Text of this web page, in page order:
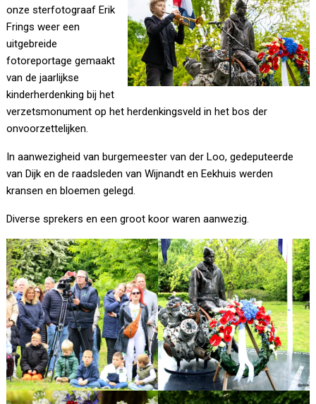
onze sterfotograaf Erik
Frings weer een
uitgebreide
fotoreportage gemaakt
van de jaarlijkse
kinderherdenking bij het
verzetsmonument op het herdenkingsveld in het bos der
onvoorzettelijken.
In aanwezigheid van burgemeester van der Loo, gedeputeerde
van Dijk en de raadsleden van Wijnandt en Eekhuis werden
kransen en bloemen gelegd.
Diverse sprekers en een groot koor waren aanwezig.